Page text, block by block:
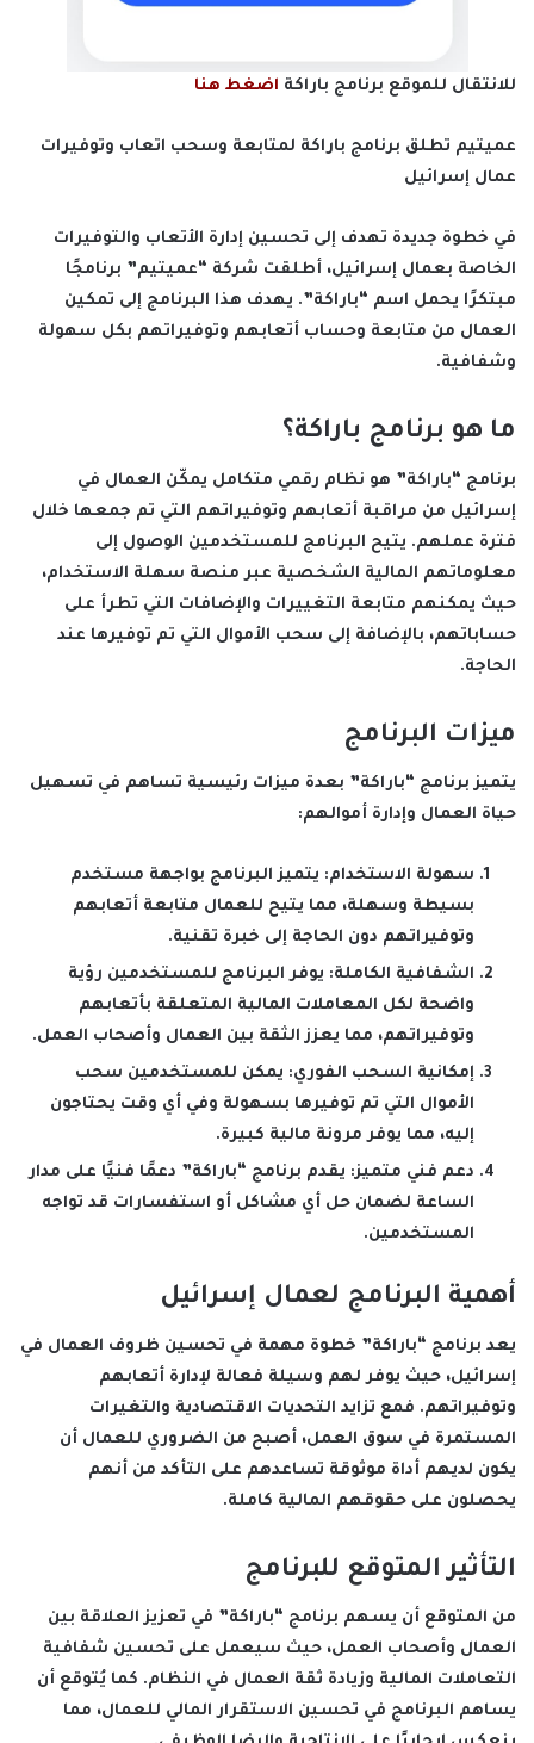
للانتقال للموقع برنامج باراكة اضغط هنا
عميتيم تطلق برنامج باراكة لمتابعة وسحب اتعاب وتوفيرات
عمال إسرائيل
في خطوة جديدة تهدف إلى تحسين إدارة الأتعاب والتوفيرات
الخاصة بعمال إسرائيل، أطلقت شركة “عميتيم” برنامجًا
مبتكرًا يحمل اسم “باراكة”. يهدف هذا البرنامج إلى تمكين
العمال من متابعة وحساب أتعابهم وتوفيراتهم بكل سهولة
وشفافية.
ما هو برنامج باراكة؟
برنامج “باراكة” هو نظام رقمي متكامل يمكّن العمال في
إسرائيل من مراقبة أتعابهم وتوفيراتهم التي تم جمعها خلال
فترة عملهم. يتيح البرنامج للمستخدمين الوصول إلى
معلوماتهم المالية الشخصية عبر منصة سهلة الاستخدام،
حيث يمكنهم متابعة التغييرات والإضافات التي تطرأ على
حساباتهم، بالإضافة إلى سحب الأموال التي تم توفيرها عند
الحاجة.
ميزات البرنامج
يتميز برنامج “باراكة” بعدة ميزات رئيسية تساهم في تسهيل
حياة العمال وإدارة أموالهم:
سهولة الاستخدام: يتميز البرنامج بواجهة مستخدم
بسيطة وسهلة، مما يتيح للعمال متابعة أتعابهم
وتوفيراتهم دون الحاجة إلى خبرة تقنية.
الشفافية الكاملة: يوفر البرنامج للمستخدمين رؤية
واضحة لكل المعاملات المالية المتعلقة بأتعابهم
وتوفيراتهم، مما يعزز الثقة بين العمال وأصحاب العمل.
إمكانية السحب الفوري: يمكن للمستخدمين سحب
الأموال التي تم توفيرها بسهولة وفي أي وقت يحتاجون
إليه، مما يوفر مرونة مالية كبيرة.
دعم فني متميز: يقدم برنامج “باراكة” دعمًا فنيًا على مدار
الساعة لضمان حل أي مشاكل أو استفسارات قد تواجه
المستخدمين.
أهمية البرنامج لعمال إسرائيل
يعد برنامج “باراكة” خطوة مهمة في تحسين ظروف العمال في
إسرائيل، حيث يوفر لهم وسيلة فعالة لإدارة أتعابهم
وتوفيراتهم. فمع تزايد التحديات الاقتصادية والتغيرات
المستمرة في سوق العمل، أصبح من الضروري للعمال أن
يكون لديهم أداة موثوقة تساعدهم على التأكد من أنهم
يحصلون على حقوقهم المالية كاملة.
التأثير المتوقع للبرنامج
من المتوقع أن يسهم برنامج “باراكة” في تعزيز العلاقة بين
العمال وأصحاب العمل، حيث سيعمل على تحسين شفافية
التعاملات المالية وزيادة ثقة العمال في النظام. كما يُتوقع أن
يساهم البرنامج في تحسين الاستقرار المالي للعمال، مما